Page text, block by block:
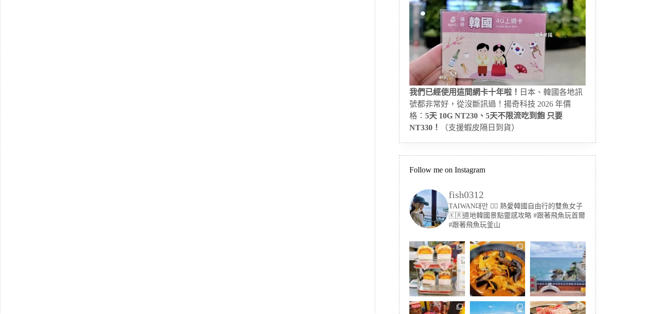
我們已經使用這間網卡十年啦！ 日本、韓國各地訊
號都非常好，從沒斷訊過！揚奇科技 2026 年價
格：5天 10G NT230、5天不限流吃到飽 只要
NT330！
（支援蝦皮隔日到貨）
Follow me on Instagram
fish0312
TAIWAN대만 🏳️‍🌈 熱愛韓國自由行的雙魚女子
🇰🇷道地韓國景點靈感攻略 #跟著飛魚玩首爾
#跟著飛魚玩釜山